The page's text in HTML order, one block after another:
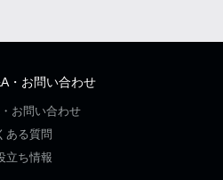
・お問い合わせ
お問い合わせ
ある質問
立ち情報